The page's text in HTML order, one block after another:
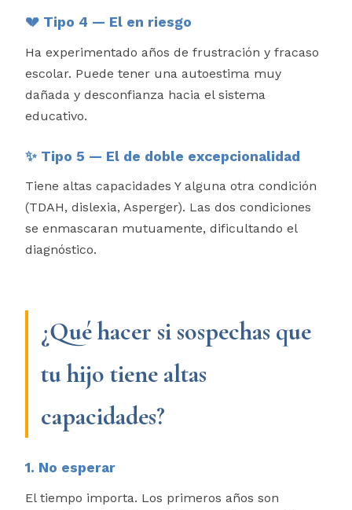
💔 Tipo 4 — El en riesgo
Ha experimentado años de frustración y fracaso
escolar. Puede tener una autoestima muy
dañada y desconfianza hacia el sistema
educativo.
✨ Tipo 5 — El de doble excepcionalidad
Tiene altas capacidades Y alguna otra condición
(TDAH, dislexia, Asperger). Las dos condiciones
se enmascaran mutuamente, dificultando el
diagnóstico.
¿Qué hacer si sospechas que
tu hijo tiene altas
capacidades?
1. No esperar
El tiempo importa. Los primeros años son